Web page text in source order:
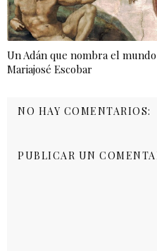
Un Adán que nombra el
Mariajosé Escobar
NO HAY COMENTARIOS:
PUBLICAR UN